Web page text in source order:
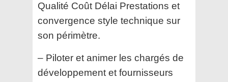
Qualité Coût Délai Prestations et
convergence style technique sur
son périmètre.
– Piloter et animer les chargés de
développement et fournisseurs